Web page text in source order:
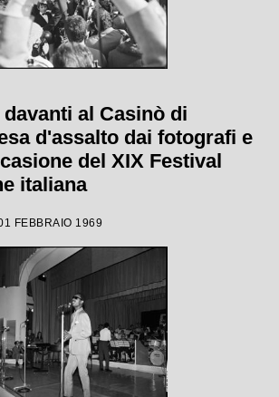
al Casinò di
d'assalto dai fotografi e
del XIX Festival
italiana
FEBBRAIO 1969